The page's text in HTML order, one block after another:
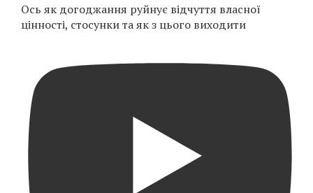
Ось як догоджання руйнує відчуття власної
цінності, стосунки та як з цього виходити